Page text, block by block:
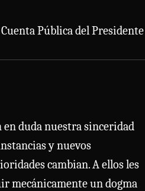
Pública del Presidente
en duda nuestra sinceridad
y nuevos
cambian. A ellos les
mecánicamente un dogma